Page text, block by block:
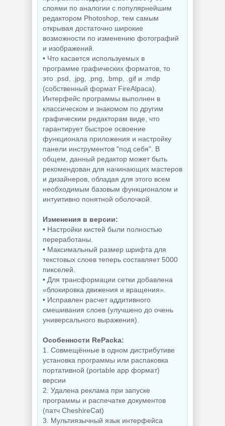
слоями по аналогии с популярнейшим
редактором Photoshop, тем самым
открывая достаточно широкие
возможности по изменению фотографий
и изображений.
• Что касается используемых в
программе графических форматов, то
это .psd, .jpg, .png, .bmp, .gif и .mdp
(собственный формат FireAlpaca).
Интерфейс программы выполнен в
классическом и знакомом по другим
графическим редакторам виде, что
гарантирует быстрое освоение
функционала приложения и настройку
панели инструментов "под себя". В
общем, данный редактор может быть
рекомендован для начинающих мастеров
и дизайнеров, обладая для этого всем
необходимым базовым функционалом и
интуитивно понятной оболочкой.
Изменения в версии:
• Настройки кистей были полностью
переработаны.
• Максимальный размер шрифта для
текстовых слоев теперь составляет 5000
пикселей.
• Для трансформации сетки добавлена ​​
«блокировка движения и вращения».
• Исправлен расчет аддитивного
смешивания слоев (улучшено до очень
универсального выражения).
Особенности RePacka:
1. Совмещённые в одном дистрибутиве
установка программы или распаковка
портативной (portable app формат)
версии
2. Удалена реклама при запуске
программы и распечатке документов
(патч CheshireCat)
3. Мультиязычный язык интерфейса